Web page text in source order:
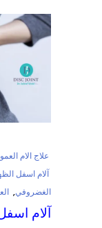
علاج الام
آلام اسفل
الغضروفي,
آلام